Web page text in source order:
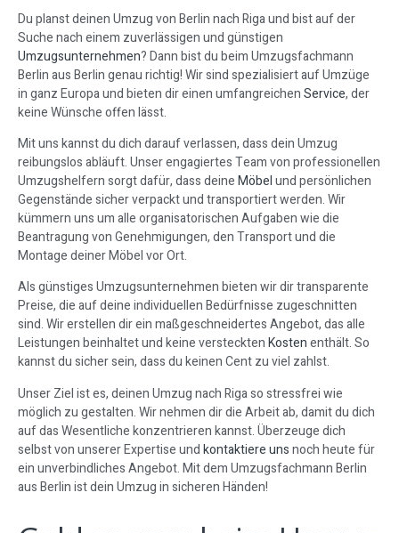
Du planst deinen Umzug von Berlin nach Riga und bist auf der
Suche nach einem zuverlässigen und günstigen
Umzugsunternehmen? Dann bist du beim Umzugsfachmann
Berlin aus Berlin genau richtig! Wir sind spezialisiert auf Umzüge
in ganz Europa und bieten dir einen umfangreichenService, der
keine Wünsche offen lässt.
Mit uns kannst du dich darauf verlassen, dass dein Umzug
reibungslos abläuft. Unser engagiertes Team von professionellen
Umzugshelfern sorgt dafür, dass deineMöbelund persönlichen
Gegenstände sicher verpackt und transportiert werden. Wir
kümmern uns um alle organisatorischen Aufgaben wie die
Beantragung von Genehmigungen, den Transport und die
Montage deiner Möbel vor Ort.
Als günstiges Umzugsunternehmen bieten wir dir transparente
Preise, die auf deine individuellen Bedürfnisse zugeschnitten
sind. Wir erstellen dir ein maßgeschneidertes Angebot, das alle
Leistungen beinhaltet und keine verstecktenKostenenthält. So
kannst du sicher sein, dass du keinen Cent zu viel zahlst.
Unser Ziel ist es, deinen Umzug nach Riga so stressfrei wie
möglich zu gestalten. Wir nehmen dir die Arbeit ab, damit du dich
auf das Wesentliche konzentrieren kannst. Überzeuge dich
selbst von unserer Expertise undkontaktiere unsnoch heute für
ein unverbindliches Angebot. Mit dem Umzugsfachmann Berlin
aus Berlin ist dein Umzug in sicheren Händen!